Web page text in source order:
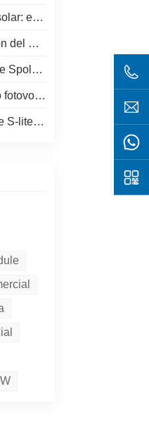
W de SpolarPV
para 2024
moderna
con tecnología Topcon
máxima eficiencia